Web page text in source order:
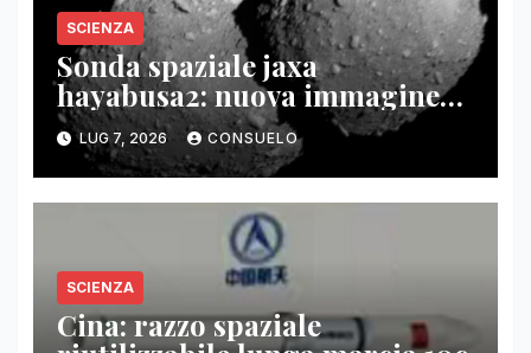
SCIENZA
Sonda spaziale jaxa
hayabusa2: nuova immagine
asteroide torifune
LUG 7, 2026 CONSUELO
SCIENZA
Cina: razzo spaziale